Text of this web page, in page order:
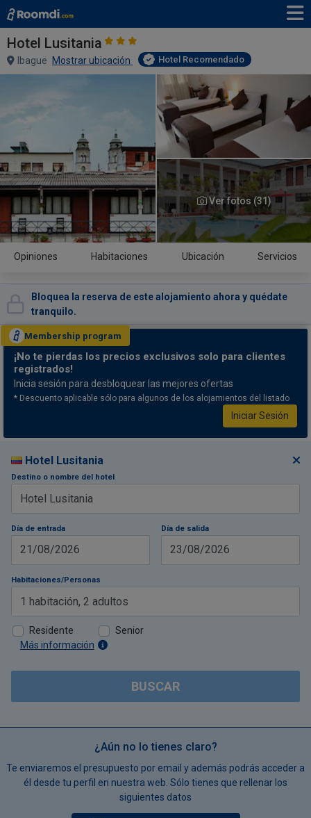
Hotel Lusitania
Ibague Mostrar ubicación Hotel Recomendado
Ver fotos (31)
Opiniones Habitaciones Ubicación Servicios
Bloquea la reserva de este alojamiento ahora y quédate
tranquilo.
Membership program
¡No te pierdas los precios exclusivos solo para clientes
registrados!
Inicia sesión para desbloquear las mejores ofertas
* Descuento aplicable sólo para algunos de los alojamientos del listado
Iniciar Sesión
Hotel Lusitania
Destino o nombre del hotel
Día de entrada
21/08/2026
Día de salida
23/08/2026
Habitaciones/Personas
1 habitación, 2 adultos
Residente
Senior
Más información
BUSCAR
¿Aún no lo tienes claro?
Te enviaremos el presupuesto por email y además podrás acceder a
él desde tu perfil en nuestra web. Sólo tienes que rellenar los
siguientes datos